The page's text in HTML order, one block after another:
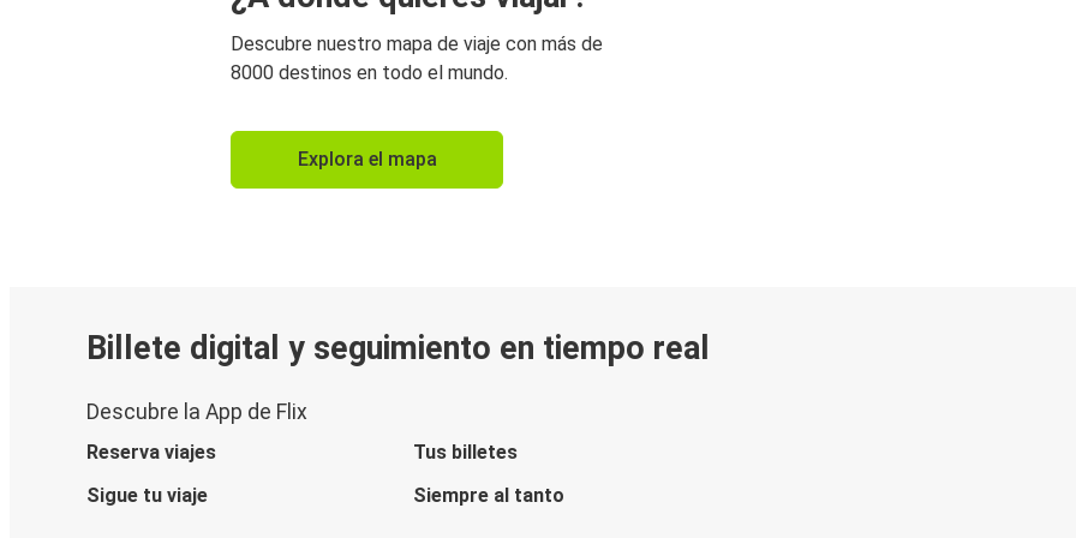
Descubre nuestro mapa de viaje con más de
8000 destinos en todo el mundo.
Explora el mapa
Billete digital y seguimiento en tiempo real
Descubre la App de Flix
Reserva viajes
Tus billetes
Sigue tu viaje
Siempre al tanto